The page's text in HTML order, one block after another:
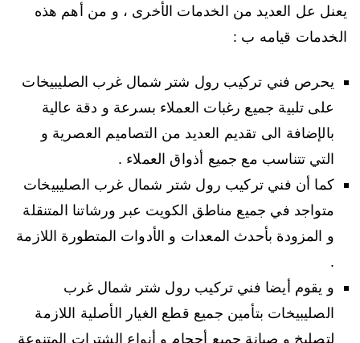
يعنل عل العديد من الخدمات الأخرى ، و من أهم هذه
الخدمات قيامه ب :
يحرص فني تركيب رول شتر شمال غرب الصليبيخات
على تلبية جميع رغبات العملاء بسرعة و دقة عالية
بالإضافة الى تقديم العديد من التصاميم العصرية و
التي تتناسب مع جميع أذواق العملاء .
كما أن فني تركيب رول شتر شمال غرب الصليبيخات
متواجد في جميع مناطق الكويت عبر ورشاتنا المتنقلة
و المزودة بأحدث المعدات و الأدوات المتطورة اللازمة
.
و يقوم أيضا فني تركيب رول شتر شمال غرب
الصليبيخات بتأمين جميع قطع الغيار الأصلية اللازمة
لتصليخ و صيانة جميع أحجام و أنواع الشترات المتنوعة